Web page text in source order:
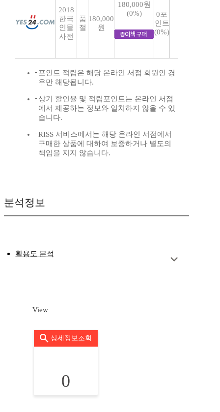
2018
한국
인물
사전
품
절
180,000
원
180,000원
(0%)
0포
인트
(0%)
포인트 적립은 해당 온라인 서점 회원인 경
우만 해당됩니다.
상기 할인율 및 적립포인트는 온라인 서점
에서 제공하는 정보와 일치하지 않을 수 있
습니다.
RISS 서비스에서는 해당 온라인 서점에서
구매한 상품에 대하여 보증하거나 별도의
책임을 지지 않습니다.
분석정보
활용도 분석
View
상세정보조회
0